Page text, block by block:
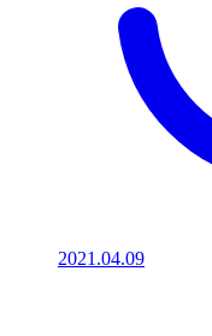
2021.04.09